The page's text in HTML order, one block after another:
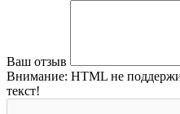
Ваш отзыв
Внимание: HTML не
текст!